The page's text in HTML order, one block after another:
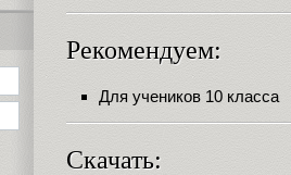
Рекомендуем:
Для учеников 10 класса
Скачать: